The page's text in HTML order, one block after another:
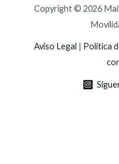
Copyright © 2026
Aviso Legal | Política